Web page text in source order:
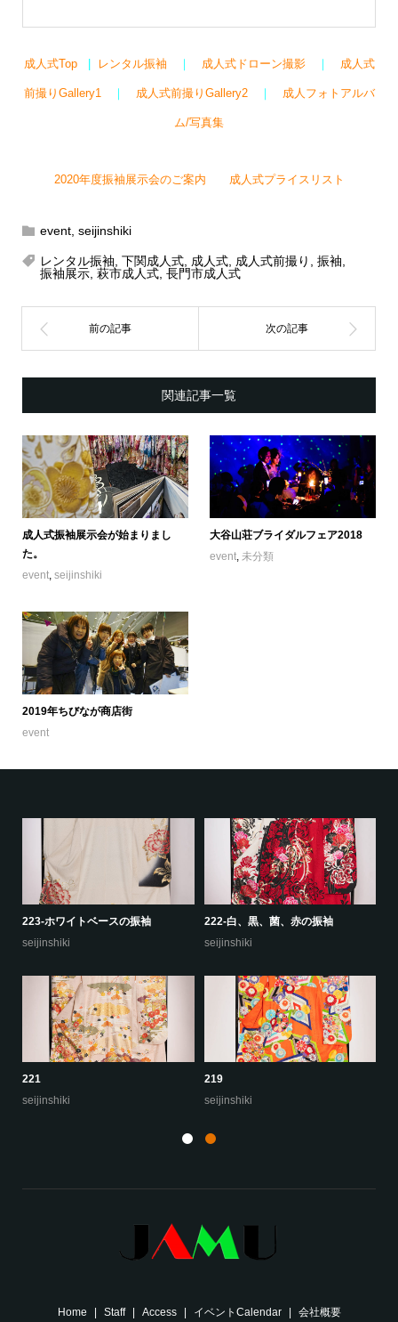
成人式Top レンタル振袖 ｜ 成人式ドローン撮影 ｜ 成人式
前撮りGallery1 ｜ 成人式前撮りGallery2 ｜ 成人フォトアルバ
ム/写真集
2020年度振袖展示会のご案内 成人式プライスリスト
event, seijinshiki
レンタル振袖 下関成人式, 成人式, 成人式前撮り 振袖
振袖展示, 萩市成人式, 長門市成人式
関連記事一覧
成人式振袖展示会が始まりまし
た。
event, seijinshiki
大谷山荘ブライダルフェア2018
event,未分類
2019年ちびなが商店街
event
223-ホワイトベースの振袖
seijinshiki
222-白、黒、菌、赤の振袖
seijinshiki
221
seijinshiki
219
seijinshiki
Home Staff Access イベントCalendar 会社概要